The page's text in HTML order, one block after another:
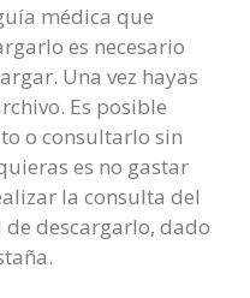
médica que
es necesario
Una vez hayas
Es posible
o consultarlo sin
es no gastar
la consulta del
descargarlo, dado